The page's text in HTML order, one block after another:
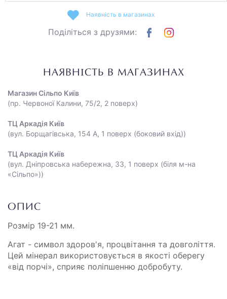
Наявність в магазинах
Поділіться з друзями:
НАЯВНІСТЬ В МАГАЗИНАХ
Магазин Сільпо Київ
(пр. Червоної Калини, 75/2, 2 поверх)
ТЦ Аркадія Київ
(вул. Борщагівська, 154 А, 1 поверх (боковий вхід))
ТЦ Аркадія Київ
(вул. Дніпровська набережна, 33, 1 поверх (біля м-на
«Сільпо»))
ОПИС
Розмір 19-21 мм.
Агат - символ здоров'я, процвітання та довголіття.
Цей мінерал використовується в якості оберегу
«від порчі», сприяє поліпшенню добробуту.